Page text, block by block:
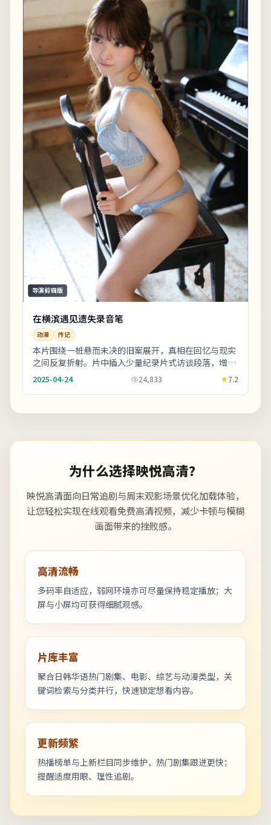
导演剪辑版
在横滨遇见遗失录音笔
动漫 传记
本片围绕一桩悬而未决的旧案展开，真相在回忆与现实
之间反复折射。片中插入少量纪录片式访谈段落，增强
真实性与代入感。欢迎在观影记录里写下你的解读：
2025-04-24 24,833 7.2
为什么选择映悦高清？
映悦高清面向日常追剧与周末观影场景优化加载体验，
让您轻松实现在线观看免费高清视频，减少卡顿与模糊
画面带来的挫败感。
高清流畅
多码率自适应，弱网环境亦可尽量保持稳定播放；大
屏与小屏均可获得细腻观感。
片库丰富
聚合日韩华语热门剧集、电影、综艺与动漫类型，关
键词检索与分类并行，快速锁定想看内容。
更新频繁
热播榜单与上新栏目同步维护，热门剧集跟进更快；
提醒适度用眼、理性追剧。